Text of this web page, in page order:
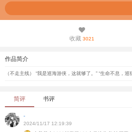
收藏 3021
作品简介
（不走主线） “我是巡海游侠，这就够了。” “生命不息，
简评 书评
-
2024/11/17 12:19:39